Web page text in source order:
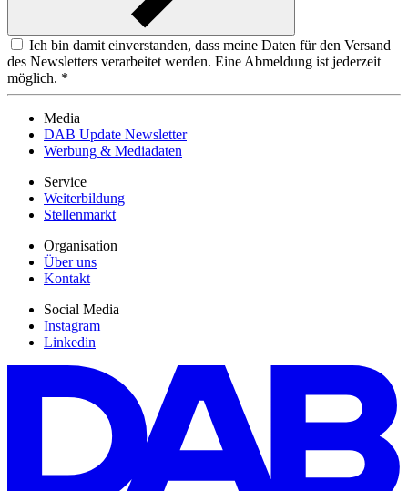
Ich bin damit einverstanden, dass meine Daten für den Versand
des Newsletters verarbeitet werden. Eine Abmeldung ist jederzeit
möglich. *
Media
DAB Update Newsletter
Werbung & Mediadaten
Service
Weiterbildung
Stellenmarkt
Organisation
Über uns
Kontakt
Social Media
Instagram
Linkedin